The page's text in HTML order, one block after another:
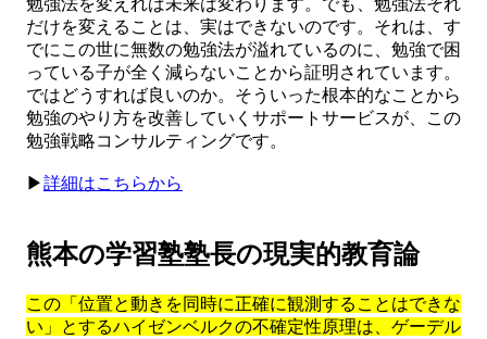
勉強法を変えれば未来は変わります。でも、勉強法それ
だけを変えることは、実はできないのです。それは、す
でにこの世に無数の勉強法が溢れているのに、勉強で困
っている子が全く減らないことから証明されています。
ではどうすれば良いのか。そういった根本的なことから
勉強のやり方を改善していくサポートサービスが、この
勉強戦略コンサルティングです。
▶︎詳細はこちらから
熊本の学習塾塾長の現実的教育論
この「位置と動きを同時に正確に観測することはできな
い」とするハイゼンベルクの不確定性原理は、ゲーデル